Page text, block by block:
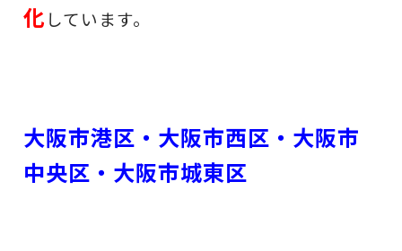
化 しています。
大阪市港区・大阪市西区・大阪市
中央区・大阪市城東区